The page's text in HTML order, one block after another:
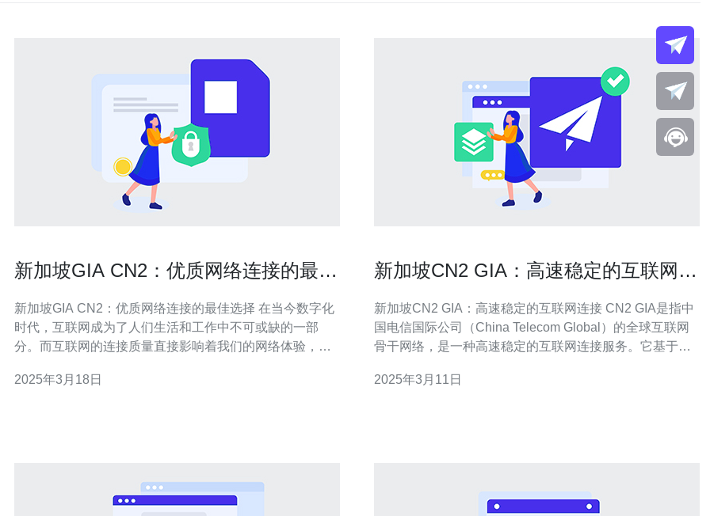
新加坡GIA CN2：优质网络连接的最佳
新加坡GIA CN2：优质网络连接的最佳选择 在当今数字化
时代，互联网成为了人们生活和工作中不可或缺的一部
分。而互联网的连接质量直接影响着我们的网络体验，尤
说。在新加坡，GIA CN2网络提供商成为了众多用户的首
2025年3月18日
新加坡CN2 GIA：高速稳定的互联网连
新加坡CN2 GIA：高速稳定的互联网连接 CN2 GIA是指中
国电信国际公司（China Telecom Global）的全球互联网
骨干网络，是一种高速稳定的互联网连接服务。它基于中
用户提供卓越的网络性能和用户体验。
2025年3月11日